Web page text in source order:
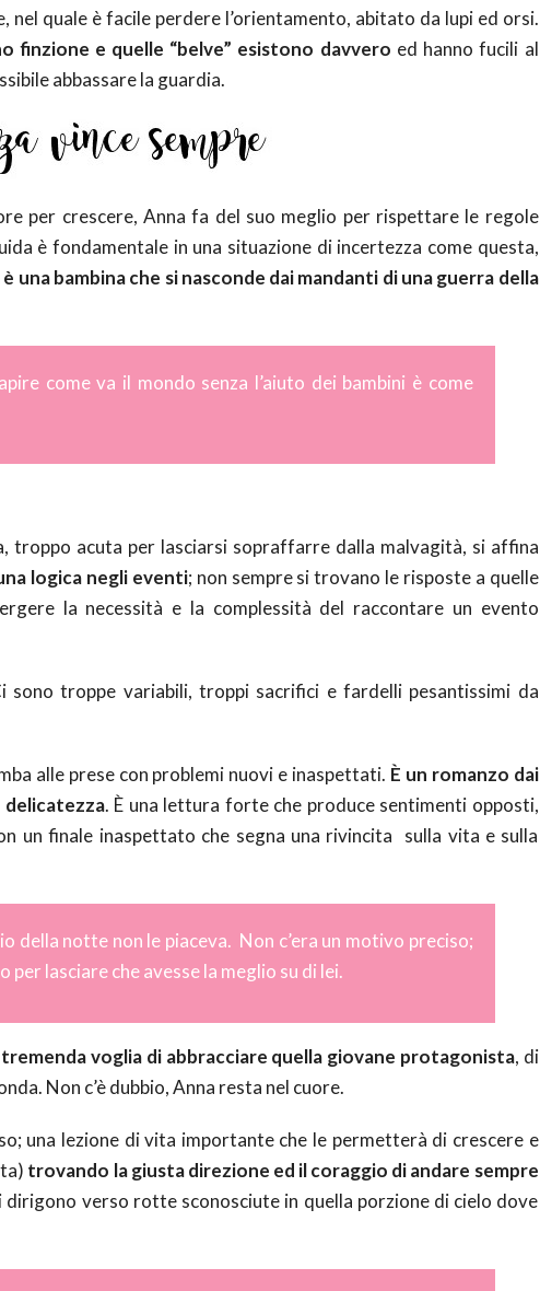
nel quale è facile perdere l’orientamento, abitato da lupi ed orsi.
finzione e quelle “belve” esistono davvero ed hanno fucili al
abbassare la guardia.
per crescere, Anna fa del suo meglio per rispettare le regole
è fondamentale in una situazione di incertezza come questa,
una bambina che si nasconde dai mandanti di una guerra della
come va il mondo senza l’aiuto dei bambini è come
troppo acuta per lasciarsi sopraffarre dalla malvagità, si affina
logica negli eventi; non sempre si trovano le risposte a quelle
la necessità e la complessità del raccontare un evento
sono troppe variabili, troppi sacrifici e fardelli pesantissimi da
alle prese con problemi nuovi e inaspettati. È un romanzo dai
. È una lettura forte che produce sentimenti opposti,
un finale inaspettato che segna una rivincita sulla vita e sulla
della notte non le piaceva. Non c’era un motivo preciso;
lasciare che avesse la meglio su di lei.
voglia di abbracciare quella giovane protagonista, di
Non c’è dubbio, Anna resta nel cuore.
una lezione di vita importante che le permetterà di crescere e
trovando la giusta direzione ed il coraggio di andare sempre
verso rotte sconosciute in quella porzione di cielo dove